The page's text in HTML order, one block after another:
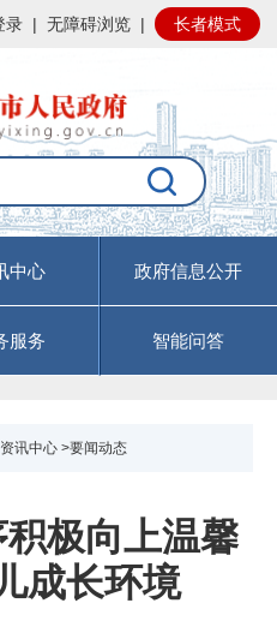
录 | 无障碍浏览 | 长者模式
中心 政府信息公开
服务 智能问答
资讯中心 >要闻动态
极向上温馨
成长环境